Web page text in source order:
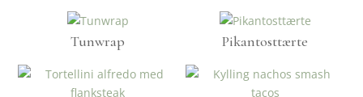
Tunwrap Pikantosttærte